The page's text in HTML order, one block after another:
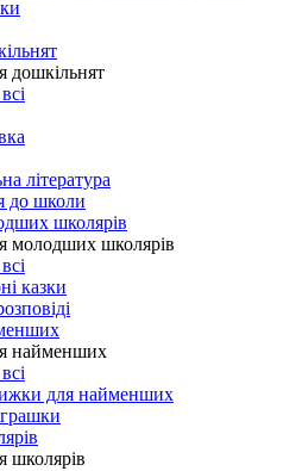
дошкільнят
література
до школи
школярів
молодших школярів
казки
найменших
для найменших
школярів